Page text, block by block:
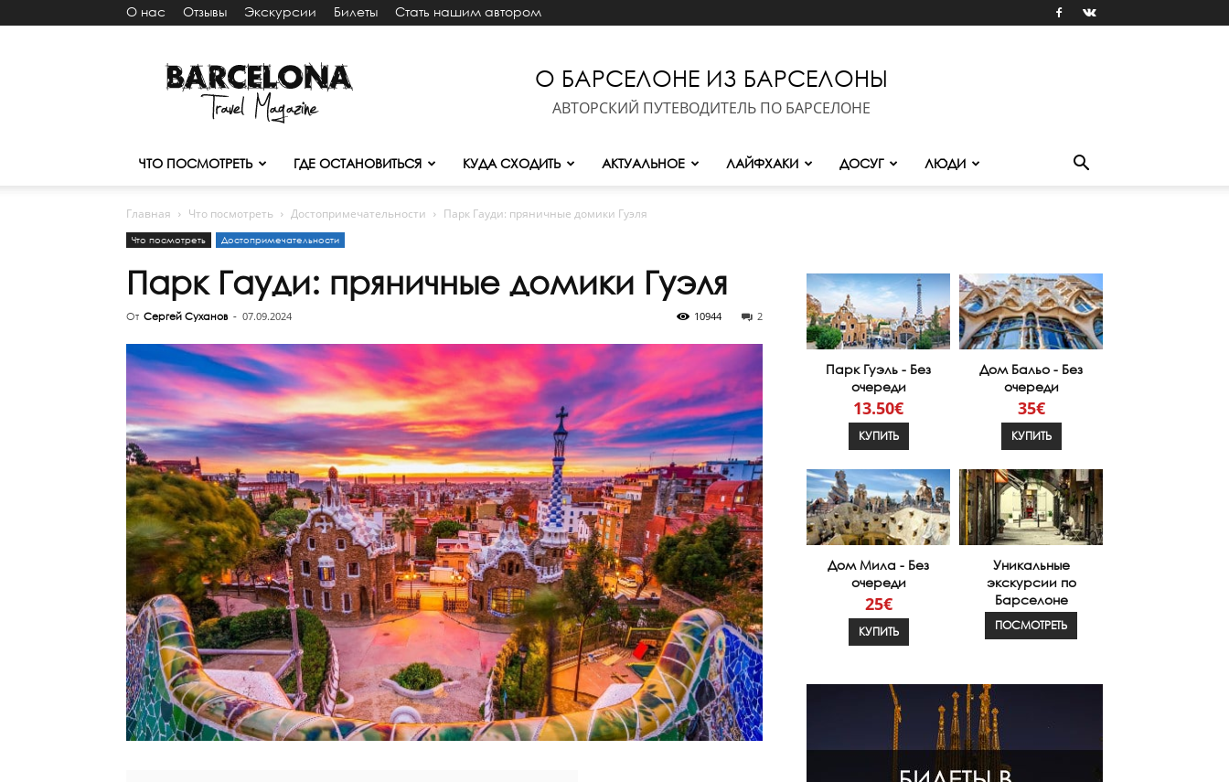
О нас Отзывы Экскурсии Билеты Стать нашим автором
Путеводитель
Барселона
ТМ
О БАРСЕЛОНЕ ИЗ БАРСЕЛОНЫ
АВТОРСКИЙ ПУТЕВОДИТЕЛЬ ПО БАРСЕЛОНЕ
ЧТО ПОСМОТРЕТЬ ГДЕ ОСТАНОВИТЬСЯ КУДА СХОДИТЬ АКТУАЛЬНОЕ ЛАЙФХАКИ ДОСУГ ЛЮДИ
Главная Что посмотреть Достопримечательности Парк Гауди: пряничные домики Гуэля
Что посмотреть Достопримечательности
Парк Гауди: пряничные домики Гуэля
От Сергей Суханов - 07.09.2024 2
10944
Парк Гуэль - Без
очереди
13.50€
КУПИТЬ
Дом Бальо - Без
очереди
35€
КУПИТЬ
Дом Мила - Без
очереди
25€
КУПИТЬ
Уникальные
экскурсии по
Барселоне
ПОСМОТРЕТЬ